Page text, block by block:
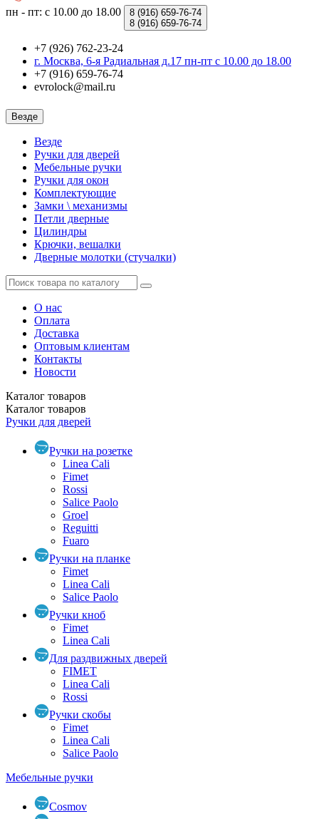
пн - пт: с 10.00 до 18.00 8 (916) 659-76-74
8 (916) 659-76-74
+7 (926) 762-23-24
г. Москва, 6-я Радиальная д.17 пн-пт с 10.00 до 18.00
+7 (916) 659-76-74
evrolock@mail.ru
Везде
Везде
Ручки для дверей
Мебельные ручки
Ручки для окон
Комплектующие
Замки \ механизмы
Петли дверные
Цилиндры
Крючки, вешалки
Дверные молотки (стучалки)
О нас
Оплата
Доставка
Оптовым клиентам
Контакты
Новости
Каталог товаров
Каталог товаров
Ручки для дверей
Ручки на розетке
Linea Cali
Fimet
Rossi
Salice Paolo
Groel
Reguitti
Fuaro
Ручки на планке
Fimet
Linea Cali
Salice Paolo
Ручки кноб
Fimet
Linea Cali
Для раздвижных дверей
FIMET
Linea Cali
Rossi
Ручки скобы
Fimet
Linea Cali
Salice Paolo
Мебельные ручки
Cosmov